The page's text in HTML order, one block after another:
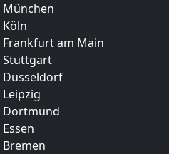
am Main
Stuttgart
Düsseldorf
Dortmund